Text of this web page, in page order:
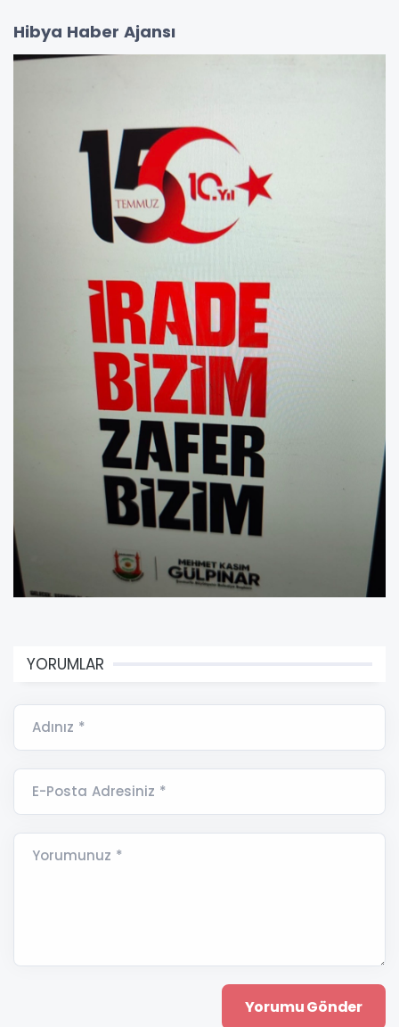
Hibya Haber Ajansı
YORUMLAR
Adınız *
E-Posta Adresiniz *
Yorumunuz *